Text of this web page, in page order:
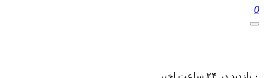
0
۰ بازدید در ۲۴ ساعت اخیر